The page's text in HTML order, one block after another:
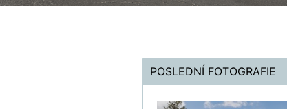
POSLEDNÍ FOTOGRAFIE